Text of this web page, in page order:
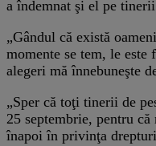
a îndemnat şi el pe
„Gândul că există
momente se tem, le este
alegeri mă înnebuneşte
„Sper că toţi tinerii de
25 septembrie, pentru
înapoi în privinţa